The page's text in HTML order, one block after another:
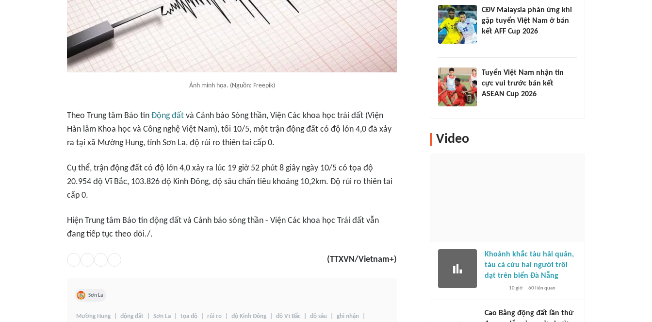
Ảnh minh họa. (Nguồn: Freepik)
Theo Trung tâm Báo tin Động đất và Cảnh báo Sóng thần, Viện Các khoa học trái đất (Viện
Hàn lâm Khoa học và Công nghệ Việt Nam), tối 10/5, một trận động đất có độ lớn 4,0 đã xảy
ra tại xã Mường Hung, tỉnh Sơn La, độ rủi ro thiên tai cấp 0.
Cụ thể, trận động đất có độ lớn 4,0 xảy ra lúc 19 giờ 52 phút 8 giây ngày 10/5 có tọa độ
20.954 độ Vĩ Bắc, 103.826 độ Kinh Đông, độ sâu chấn tiêu khoảng 10,2km. Độ rủi ro thiên tai
cấp 0.
Hiện Trung tâm Báo tin động đất và Cảnh báo sóng thần - Viện Các khoa học Trái đất vẫn
đang tiếp tục theo dõi./.
(TTXVN/Vietnam+)
Sơn La
Mường Hung động đất Sơn La tọa độ rủi ro độ Kinh Đông độ Vĩ Bắc độ sâu ghi nhận
CĐV Malaysia phản ứng khi
gặp tuyển Việt Nam ở bán
kết AFF Cup 2026
Tuyển Việt Nam nhận tin
cực vui trước bán kết
ASEAN Cup 2026
Video
Khoảnh khắc tàu hải quân,
tàu cá cứu hai người trôi
dạt trên biển Đà Nẵng
10 giờ 60liên quan
Cao Bằng động đất lần thứ